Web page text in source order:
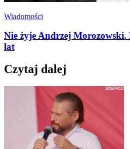
Wiadomości
Nie żyje Andrzej Morozowski.
lat
Czytaj dalej